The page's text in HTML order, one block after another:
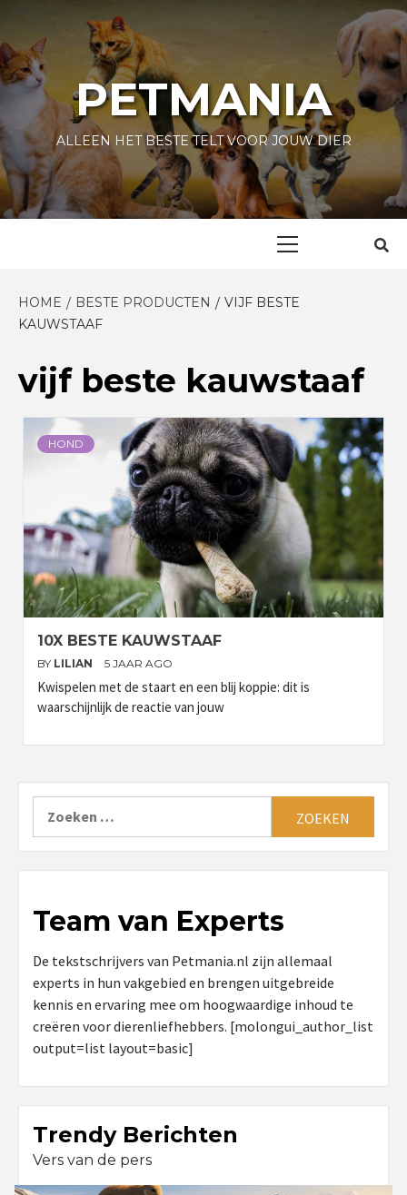
content
PETMANIA
ALLEEN HET BESTE TELT VOOR JOUW DIER
HOME BESTE PRODUCTEN
VIJF BESTE
KAUWSTAAF
vijf beste kauwstaaf
HOND
10X BESTE KAUWSTAAF
BY LILIAN 5 JAAR AGO
Kwispelen met de staart en een blij koppie: dit is
waarschijnlijk de reactie van jouw
Team van Experts
De tekstschrijvers van Petmania.nl zijn allemaal
experts in hun vakgebied en brengen uitgebreide
kennis en ervaring mee om hoogwaardige inhoud te
creëren voor dierenliefhebbers. [molongui_author_list
output=list layout=basic]
Trendy Berichten
Vers van de pers